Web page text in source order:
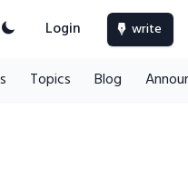
Login write
Topics Blog